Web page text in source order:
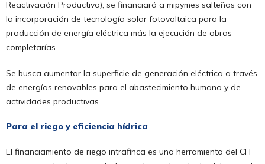
Reactivación Productiva), se financiará a mipymes salteñas con
la incorporación de tecnología solar fotovoltaica para la
producción de energía eléctrica más la ejecución de obras
completarías.
Se busca aumentar la superficie de generación eléctrica a través
de energías renovables para el abastecimiento humano y de
actividades productivas.
Para el riego y eficiencia hídrica
El financiamiento de riego intrafinca es una herramienta del CFI